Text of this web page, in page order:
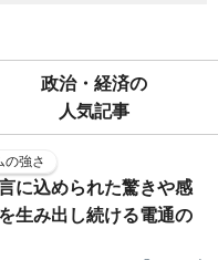
政治・経済の
人気記事
の強さ
に込められた驚きや感
生み出し続ける電通の